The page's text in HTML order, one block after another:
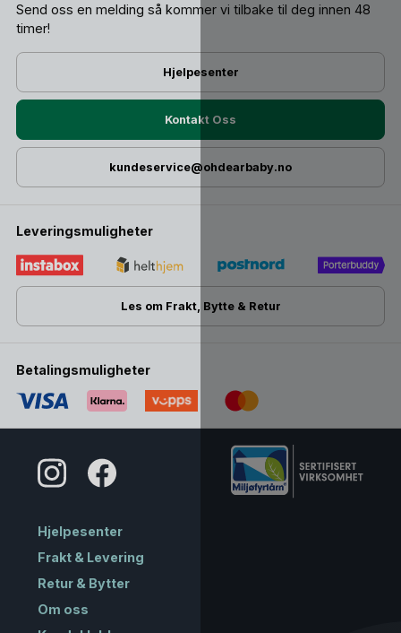
Send oss ​​en melding så kommer vi tilbake til deg innen 48
timer!
Hjelpesenter
Kontakt Oss
kundeservice@ohdearbaby.no
Leveringsmuligheter
Les om Frakt, Bytte & Retur
Betalingsmuligheter
Hjelpesenter
Frakt & Levering
Retur & Bytter
Om oss